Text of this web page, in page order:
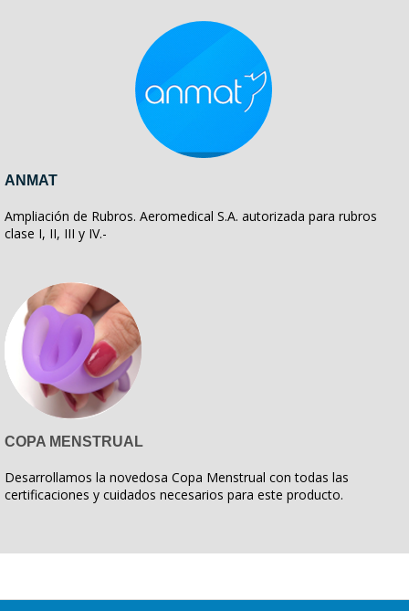
ANMAT
Ampliación de Rubros. Aeromedical S.A. autorizada para rubros
clase I, II, III y IV.-
COPA MENSTRUAL
Desarrollamos la novedosa Copa Menstrual con todas las
certificaciones y cuidados necesarios para este producto.